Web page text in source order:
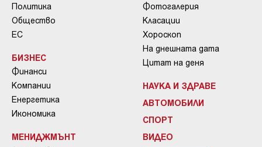
Политика
Общество
ЕС
БИЗНЕС
Финанси
Компании
Енергетика
Икономика
МЕНИДЖМЪНТ
Фотогалерия
Класации
Хороскоп
На днешната дата
Цитат на деня
НАУКА И ЗДРАВЕ
АВТОМОБИЛИ
СПОРТ
ВИДЕО